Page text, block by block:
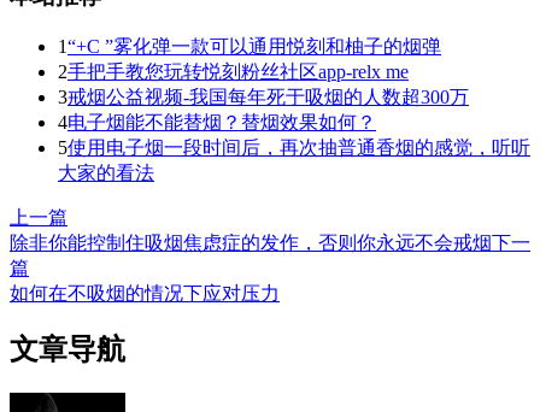
1“+C ”雾化弹一款可以通用悦刻和柚子的烟弹
2手把手教您玩转悦刻粉丝社区app-relx me
3戒烟公益视频-我国每年死于吸烟的人数超300万
4电子烟能不能替烟？替烟效果如何？
5使用电子烟一段时间后，再次抽普通香烟的感觉，听听
大家的看法
上一篇
除非你能控制住吸烟焦虑症的发作，否则你永远不会戒烟下一
篇
如何在不吸烟的情况下应对压力
文章导航